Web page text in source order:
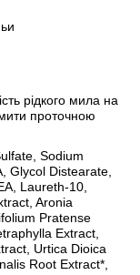
рідкого мила на
проточною
Sodium
Glycol Distearate,
Laureth-10,
Aronia
Pratense
Extract,
Urtica Dioica
Root Extract*,